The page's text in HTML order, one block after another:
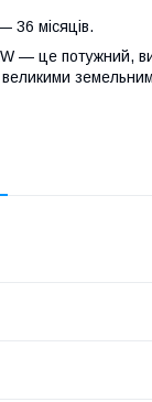
36 місяців.
— це потужний,